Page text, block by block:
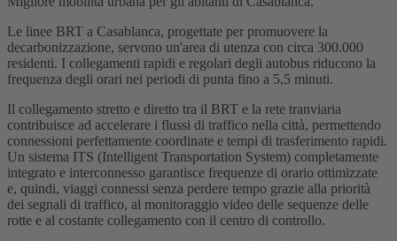
Le linee BRT a Casablanca, progettate per promuovere la
decarbonizzazione, servono un'area di utenza con circa 300.000
residenti. I collegamenti rapidi e regolari degli autobus riducono la
frequenza degli orari nei periodi di punta fino a 5,5 minuti.
Il collegamento stretto e diretto tra il BRT e la rete tranviaria
contribuisce ad accelerare i flussi di traffico nella città, permettendo
connessioni perfettamente coordinate e tempi di trasferimento rapidi.
Un sistema ITS (Intelligent Transportation System) completamente
integrato e interconnesso garantisce frequenze di orario ottimizzate
e, quindi, viaggi connessi senza perdere tempo grazie alla priorità
dei segnali di traffico, al monitoraggio video delle sequenze delle
rotte e al costante collegamento con il centro di controllo.